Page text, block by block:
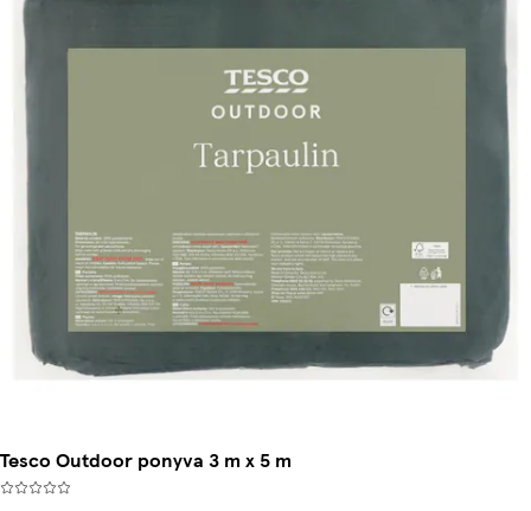
Tesco Outdoor ponyva 3 m x 5 m